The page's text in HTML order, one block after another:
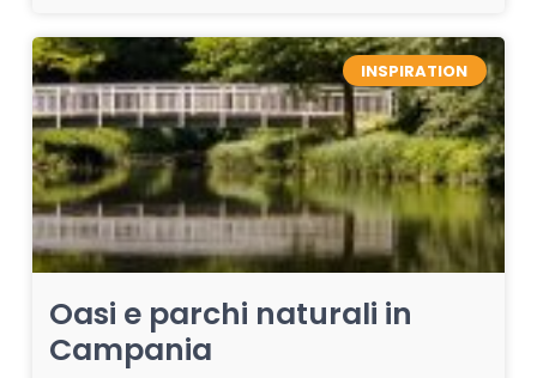
INSPIRATION
Oasi e parchi naturali in
Campania